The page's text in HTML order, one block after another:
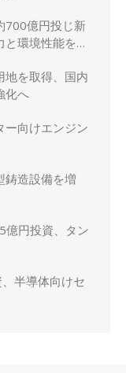
700億円投じ新
環境性能を強
地を取得、国内
化へ
ー向けエンジン
鋳造設備を増
億円投資、タン
半導体向けセ